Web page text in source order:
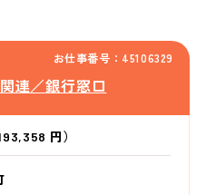
お仕事番号：45106329
連／銀行窓口
円）